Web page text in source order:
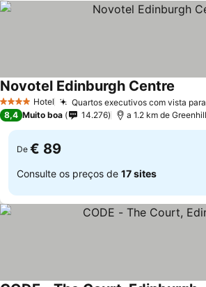
4 EstrelasHotel Quartos executivos com vista
Novotel Edinburgh Centre
8,4 Muito boa 14.276 a 1.2 km de Greenhill
De € 89
Consulte os preços de 17 sites